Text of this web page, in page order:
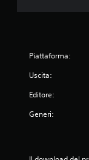
Piattaforma:
Uscita:
Editore:
Generi: